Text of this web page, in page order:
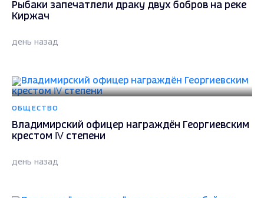
Рыбаки запечатлели драку двух бобров на реке
Киржач
день назад
ОБЩЕСТВО
Владимирский офицер награждён Георгиевским
крестом IV степени
день назад